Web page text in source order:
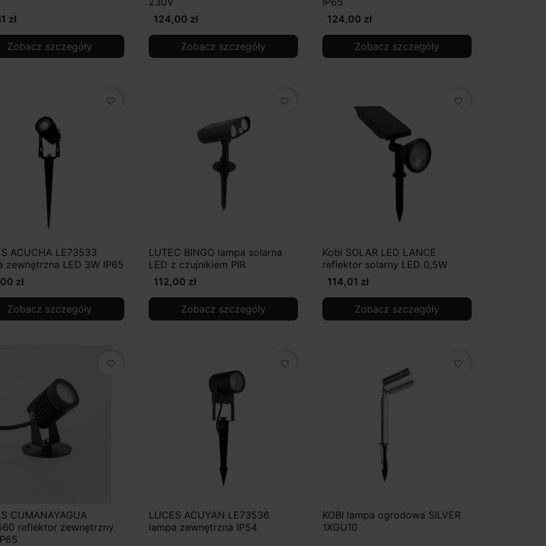
zł
Zobacz szczegóły
124,00 zł
Zobacz szczegóły
124,00 zł
Zobacz szczegóły
favorite_border
ACUCHA LE73533
zewnętrzna LED 3W IP65
zł
Zobacz szczegóły
favorite_border
LUTEC BINGO lampa solarna
LED z czujnikiem PIR
112,00 zł
Zobacz szczegóły
favorite_border
Kobi SOLAR LED LANCE
reflektor solarny LED 0,5W
114,01 zł
Zobacz szczegóły
favorite_border
CUMANAYAGUA
reflektor zewnętrzny
favorite_border
LUCES ACUYAN LE73536
lampa zewnętrzna IP54
favorite_border
KOBI lampa ogrodowa SILVER
1XGU10